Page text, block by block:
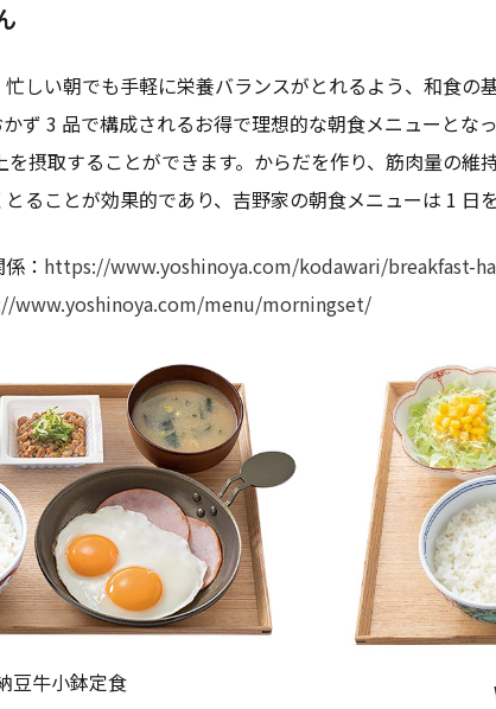
しい朝でも手軽に栄養バランスがとれるよう、和食の
ず 3 品で構成されるお得で理想的な朝食メニューとな
を摂取することができます。からだを作り、筋肉量の維
ることが効果的であり、吉野家の朝食メニューは 1 日
： https://www.yoshinoya.com/kodawari/breakfast-
www.yoshinoya.com/menu/morningset/
豆牛小鉢定食